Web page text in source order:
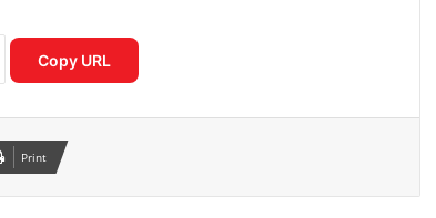
Copy URL
Print
फीकी शुरुआत, पहले दिन कंगना रनौत की
₹370 की बिरयानी विवाद में बढ़ीं प्रणित मोरे-